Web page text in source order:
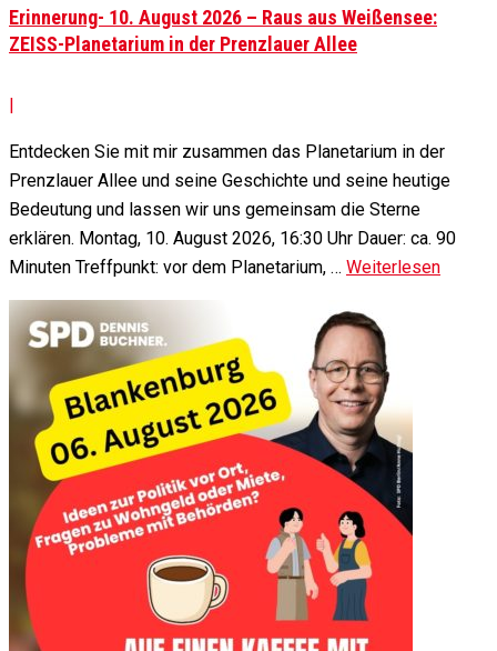
Erinnerung- 10. August 2026 – Raus aus Weißensee:
ZEISS-Planetarium in der Prenzlauer Allee
Entdecken Sie mit mir zusammen das Planetarium in der
Prenzlauer Allee und seine Geschichte und seine heutige
Bedeutung und lassen wir uns gemeinsam die Sterne
erklären. Montag, 10. August 2026, 16:30 Uhr Dauer: ca. 90
Minuten Treffpunkt: vor dem Planetarium, … Weiterlesen